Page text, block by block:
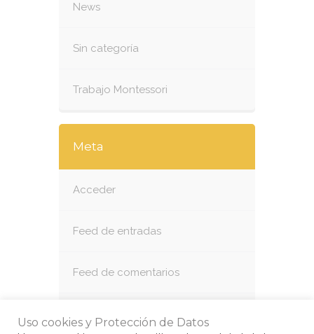
News
Sin categoría
Trabajo Montessori
Meta
Acceder
Feed de entradas
Feed de comentarios
Uso cookies y Protección de Datos